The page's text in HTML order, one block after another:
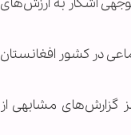
آشکار به ارزش‌های
در کشور افغانستان
گزارش‌های مشابهی از